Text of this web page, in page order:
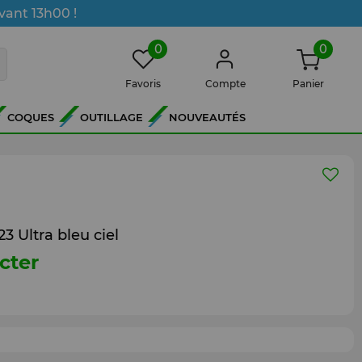
13h00 !
0
Favoris Compte
0
Panier
COQUES OUTILLAGE NOUVEAUTÉS
Ultra bleu ciel